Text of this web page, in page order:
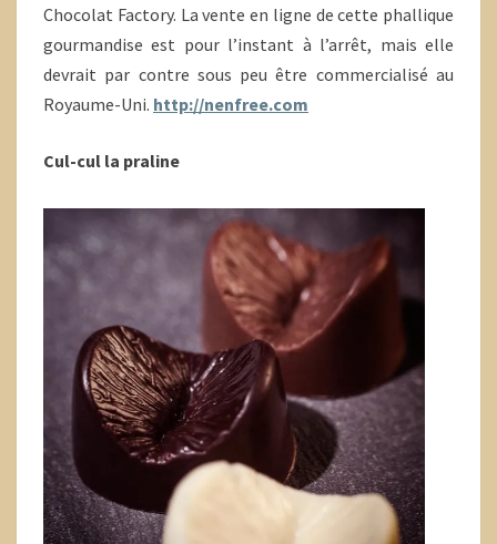
Chocolat Factory. La vente en ligne de cette phallique
gourmandise est pour l’instant à l’arrêt, mais elle
devrait par contre sous peu être commercialisé au
Royaume-Uni. http://nenfree.com
Cul-cul la praline